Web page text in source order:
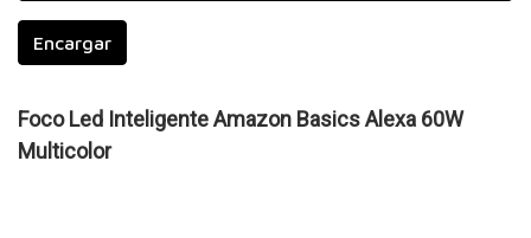
Encargar
Foco Led Inteligente Amazon Basics Alexa 60W
Multicolor